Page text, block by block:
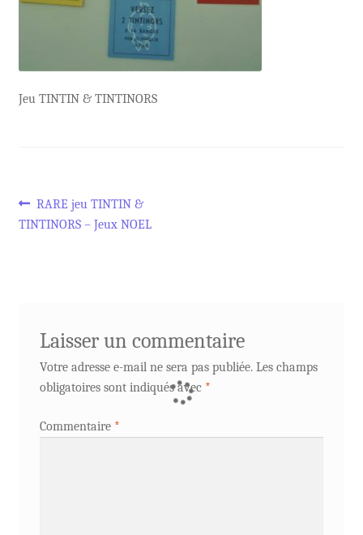
Jeu TINTIN & TINTINORS
Navigation
Article
précédent :
RARE jeu TINTIN &
TINTINORS – Jeux NOEL
Laisser un commentaire
Votre adresse e-mail ne sera pas publiée. Les champs
obligatoires sont indiqués avec *
Commentaire *